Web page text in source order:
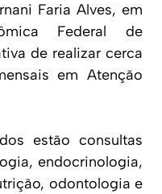
Faria Alves, em
Federal de
de realizar cerca
em Atenção
estão consultas
endocrinologia,
odontologia e